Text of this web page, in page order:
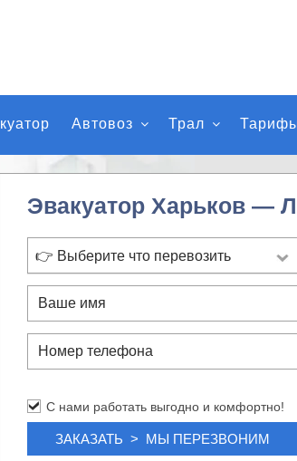
с
Автовоз Трал
Эвакуатор Харьков —
👉 Выберите что перевозить
С нами работать выгодно и комфортно!